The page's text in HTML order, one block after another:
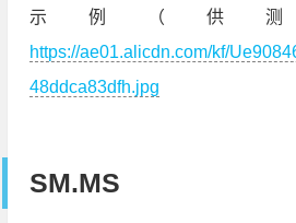
示例（供
https://ae01.alicdn.com/kf/
48ddca83dfh.jpg
SM.MS